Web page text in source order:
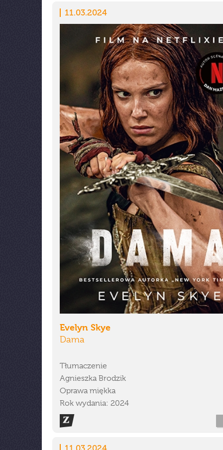
11.03.2024
Evelyn Skye
Dama
Tłumaczenie
Agnieszka Brodzik
Oprawa miękka
Rok wydania: 2024
11.03.2024